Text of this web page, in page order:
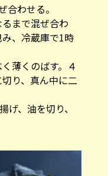
わせる。
まで混ぜ合わ
、冷蔵庫で1時
薄くのばす。４
り、真ん中に二
、油を切り、